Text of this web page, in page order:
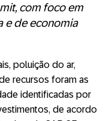
com foco em
e de economia
poluição do ar,
recursos foram as
identificadas por
de acordo